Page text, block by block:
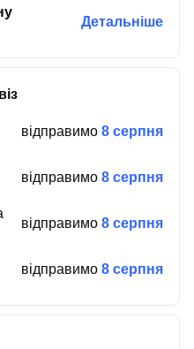
Детальніше
відправимо 8 серпня
відправимо 8 серпня
відправимо 8 серпня
відправимо 8 серпня